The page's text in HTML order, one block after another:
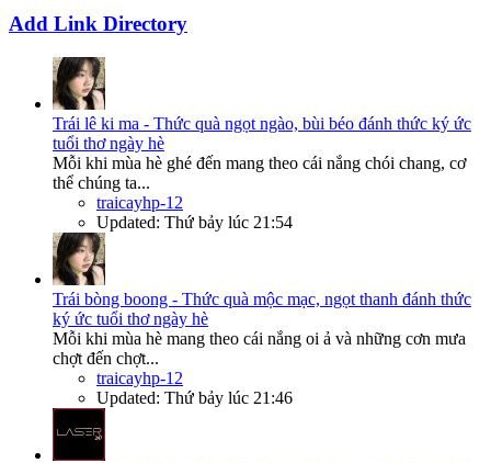
Add Link Directory
Trái lê ki ma - Thức quà ngọt ngào, bùi béo đánh thức ký ức
tuổi thơ ngày hè
Mỗi khi mùa hè ghé đến mang theo cái nắng chói chang, cơ
thể chúng ta...
traicayhp-12
Updated: Thứ bảy lúc 21:54
Trái bòng boong - Thức quà mộc mạc, ngọt thanh đánh thức
ký ức tuổi thơ ngày hè
Mỗi khi mùa hè mang theo cái nắng oi ả và những cơn mưa
chợt đến chợt...
traicayhp-12
Updated: Thứ bảy lúc 21:46